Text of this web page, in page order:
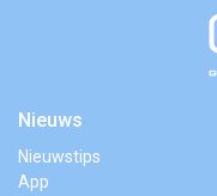
Nieuws
Nieuwstips
App